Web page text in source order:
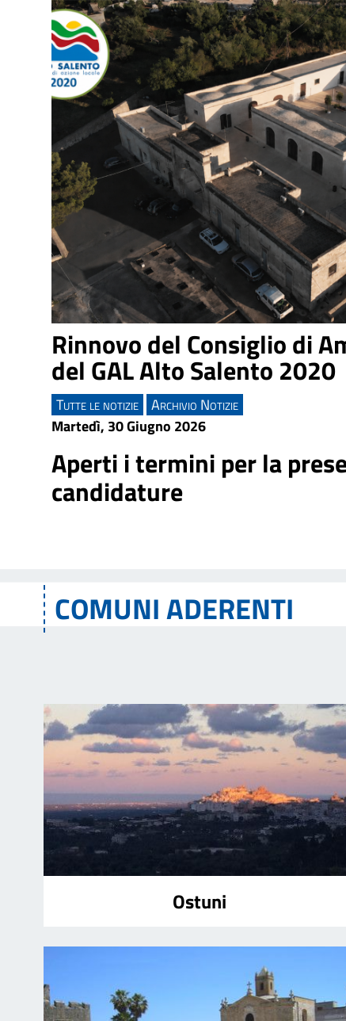
Rinnovo del Consiglio di
del GAL Alto Salento 2020
Tutte le notizie Archivio Notizie
Martedì, 30 Giugno 2026
Aperti i termini per la
candidature
COMUNI ADERENTI
Ostuni